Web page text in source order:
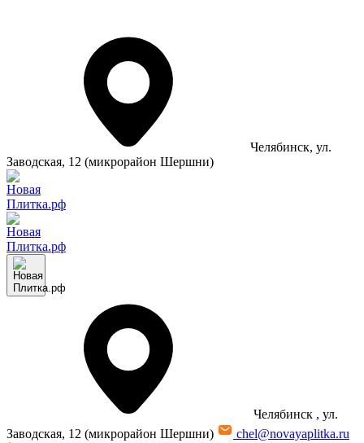
Челябинск, ул.
Заводская, 12 (микрорайон Шершни)
Челябинск , ул.
Заводская, 12 (микрорайон Шершни)
chel@novayaplitka.ru